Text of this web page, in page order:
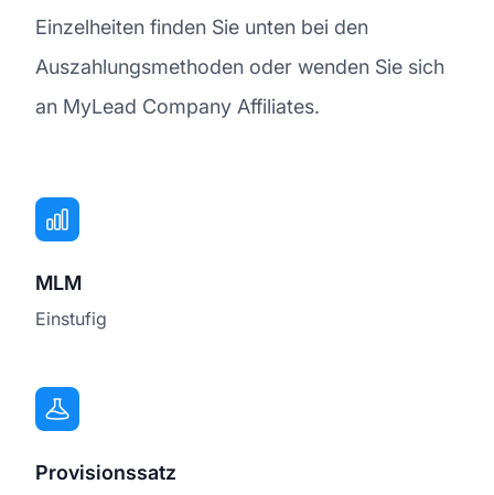
Einzelheiten finden Sie unten bei den
Auszahlungsmethoden oder wenden Sie sich
an MyLead Company Affiliates.
MLM
Einstufig
Provisionssatz